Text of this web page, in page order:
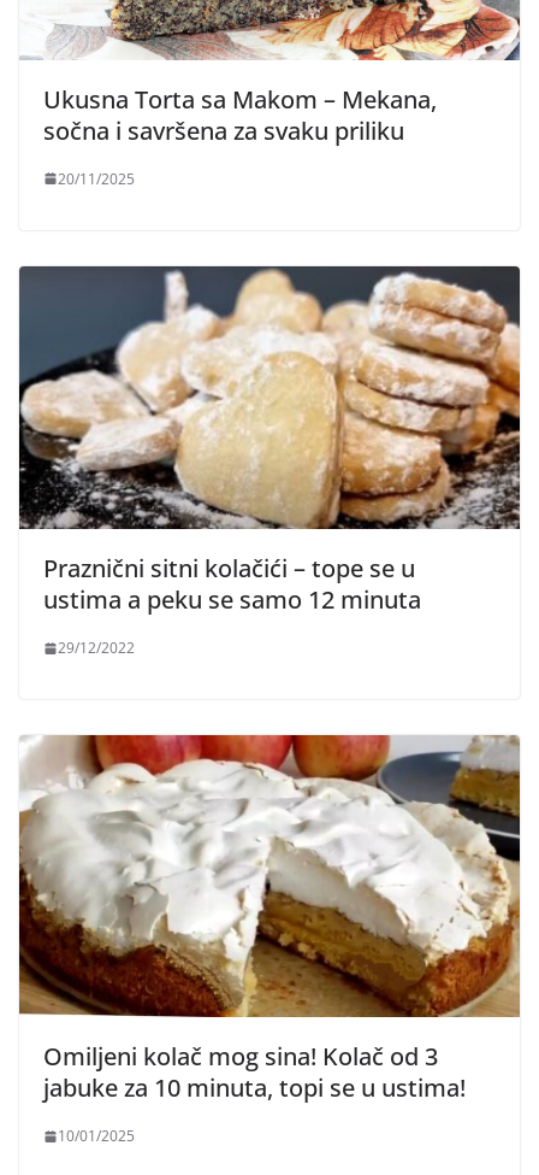
Ukusna Torta sa Makom – Mekana,
sočna i savršena za svaku priliku
20/11/2025
Praznični sitni kolačići – tope se u
ustima a peku se samo 12 minuta
29/12/2022
Omiljeni kolač mog sina! Kolač od 3
jabuke za 10 minuta, topi se u ustima!
10/01/2025